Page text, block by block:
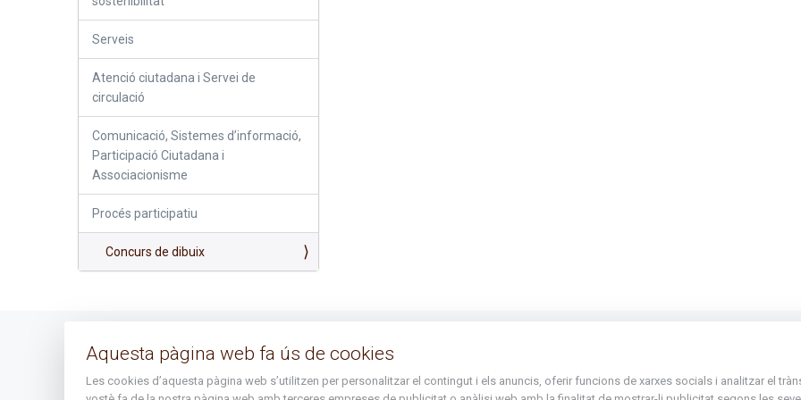
Serveis
Atenció ciutadana i Servei de
circulació
Comunicació, Sistemes d’informació,
Participació Ciutadana i
Associacionisme
Procés participatiu
Concurs de dibuix
Avís legal
Mapa del lloc atenciociutadana@ordino.ad
Aquesta pàgina web fa ús de cookies
Les cookies d’aquesta pàgina web s’utilitzen per personalitzar el contingut i els anuncis, oferir funcions de xarxes socials i analitzar el